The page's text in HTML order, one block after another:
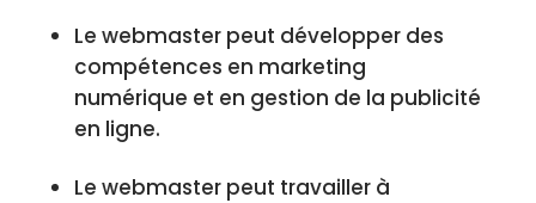
Le webmaster peut développer des
compétences en marketing
numérique et en gestion de la publicité
en ligne.
Le webmaster peut travailler à